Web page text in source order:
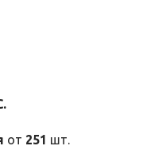
от 251 шт.